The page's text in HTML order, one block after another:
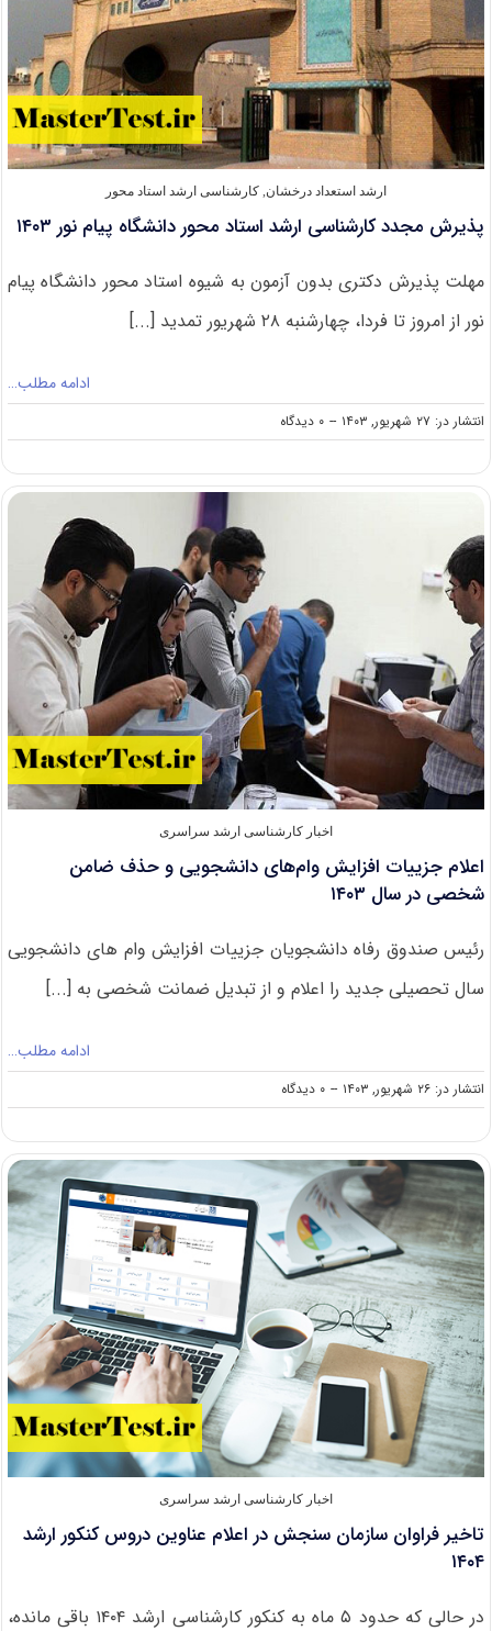
ارشد استعداد درخشان کارشناسی ارشد استاد محور
پذیرش مجدد کارشناسی ارشد استاد محور دانشگاه پیام نور ۱۴۰۳
مهلت پذیرش دکتری بدون آزمون به شیوه استاد محور دانشگاه پیام
نور از امروز تا فردا، چهارشنبه ۲۸ شهریور تمدید [...]
ادامه مطلب…
انتشار در: ۲۷ شهریور, ۱۴۰۳ -- ۰ دیدگاه
on
پذیرش
کارشناسی
محور
دانشگاه
پیام
نور
۱۴۰۳
اخبار کارشناسی ارشد سراسری
اعلام جزییات افزایش وام‌های دانشجویی و حذف ضامن
شخصی در سال ۱۴۰۳
رئیس صندوق رفاه دانشجویان جزییات افزایش وام های دانشجویی
سال تحصیلی جدید را اعلام و از تبدیل ضمانت‌ شخصی به [...]
ادامه مطلب…
انتشار در: ۲۶ شهریور, ۱۴۰۳ -- ۰ دیدگاه
on
اعلام
افزایش
وام‌های
دانشجویی
حذف
ضامن
شخصی
در
سال
۱۴۰۳
اخبار کارشناسی ارشد سراسری
تاخیر فراوان سازمان سنجش در اعلام عناوین دروس کنکور ارشد
۱۴۰۴
در حالی که حدود ۵ ماه به کنکور کارشناسی ارشد ۱۴۰۴ باقی مانده،